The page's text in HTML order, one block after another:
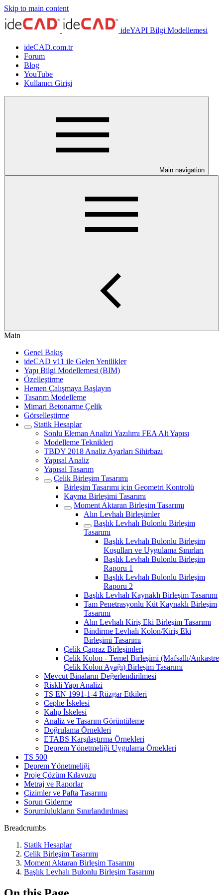
Skip to main content
ideYAPI Bilgi Modellemesi
ideCAD.com.tr
Forum
Blog
YouTube
Kullanıcı Girişi
Main navigation
Main
Genel Bakış
ideCAD v11 ile Gelen Yenilikler
Yapı Bilgi Modellemesi (BIM)
Özelleştirme
Hemen Çalışmaya Başlayın
Tasarım Modelleme
Mimari Betonarme Çelik
Görselleştirme
Statik Hesaplar
Sonlu Eleman Analizi Yazılımı FEA Alt Yapısı
Modelleme Teknikleri
TBDY 2018 Analiz Ayarları Sihirbazı
Yapısal Analiz
Yapısal Tasarım
Çelik Birleşim Tasarımı
Birleşim Tasarımı için Geometri Kontrolü
Kayma Birleşimi Tasarımı
Moment Aktaran Birleşim Tasarımı
Alın Levhalı Birleşimler
Başlık Levhalı Bulonlu Birleşim
Tasarımı
Başlık Levhalı Bulonlu Birleşim
Koşulları ve Uygulama Sınırları
Başlık Levhalı Bulonlu Birleşim
Raporu 1
Başlık Levhalı Bulonlu Birleşim
Raporu 2
Başlık Levhalı Kaynaklı Birleşim Tasarımı
Tam Penetrasyonlu Küt Kaynaklı Birleşim
Tasarımı
Alın Levhalı Kiriş Eki Birleşim Tasarımı
Bindirme Levhalı Kolon/Kiriş Eki
Birleşimi Tasarımı
Çelik Çapraz Birleşimleri
Çelik Kolon - Temel Birleşimi (Mafsallı/Ankastre
Çelik Kolon Ayağı) Birleşim Tasarımı
Mevcut Binaların Değerlendirilmesi
Riskli Yapı Analizi
TS EN 1991-1-4 Rüzgar Etkileri
Cephe İskelesi
Kalıp İskelesi
Analiz ve Tasarım Görüntüleme
Doğrulama Örnekleri
ETABS Karşılaştırma Örnekleri
Deprem Yönetmeliği Uygulama Örnekleri
TS 500
Deprem Yönetmeliği
Proje Çözüm Kılavuzu
Metraj ve Raporlar
Çizimler ve Pafta Tasarımı
Sorun Giderme
Sorumlulukların Sınırlandırılması
Breadcrumbs
Statik Hesaplar
Çelik Birleşim Tasarımı
Moment Aktaran Birleşim Tasarımı
Başlık Levhalı Bulonlu Birleşim Tasarımı